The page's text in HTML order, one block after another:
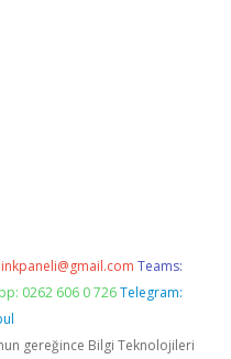
Teams:
0262 606 0 726 Telegram:
gereğince Bilgi Teknolojileri